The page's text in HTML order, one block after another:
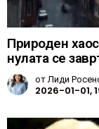
Природен
нулата се
отЛиди
2026-01-01,